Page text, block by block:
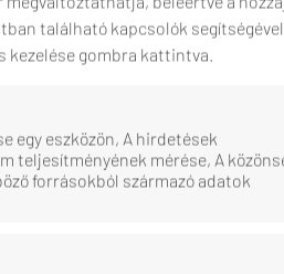
található kapcsolók
kezelése gombra kattintva.
egy eszközön, A hirdetések
teljesítményének mérése, A
forrásokból származó adatok
büszkesége a város
vendégei …